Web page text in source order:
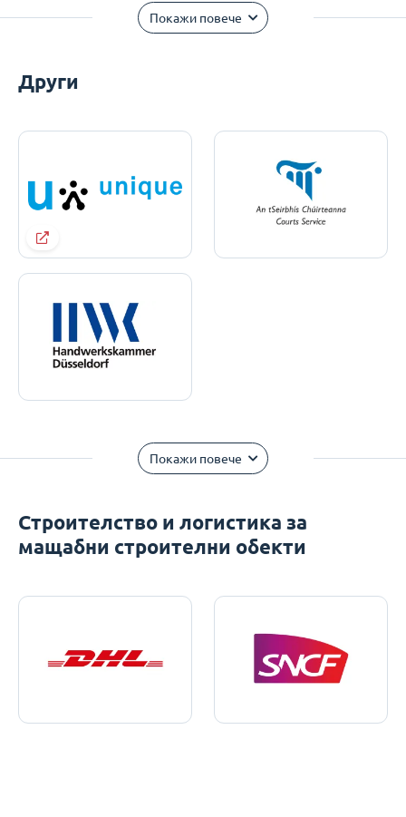
Покажи повече
Други
Покажи повече
Строителство и логистика за
мащабни строителни обекти